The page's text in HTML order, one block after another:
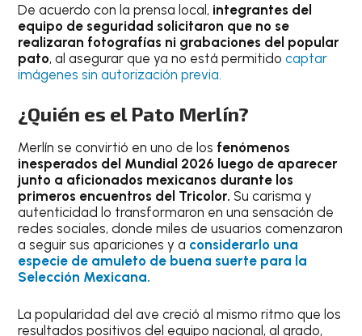
De acuerdo con la prensa local, integrantes del
equipo de seguridad solicitaron que no se
realizaran fotografías ni grabaciones del popular
pato, al asegurar que ya no está permitidocaptar
imágenes sin autorización previa.
¿Quién es el Pato Merlín?
Merlín se convirtió en uno de los fenómenos
inesperados del Mundial 2026 luego de aparecer
junto a aficionados mexicanos durante los
primeros encuentros del Tricolor. Su carisma y
autenticidad lo transformaron en una sensación de
redes sociales, donde miles de usuarios comenzaron
a seguir sus apariciones y a considerarlo una
especie de amuleto de buena suerte para la
Selección Mexicana.
La popularidad del ave creció al mismo ritmo que los
resultados positivos del equipo nacional, al grado,